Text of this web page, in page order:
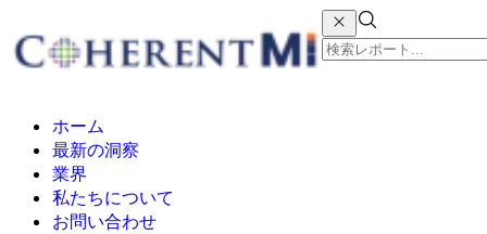
ホーム
最新の洞察
業界
私たちについて
お問い合わせ